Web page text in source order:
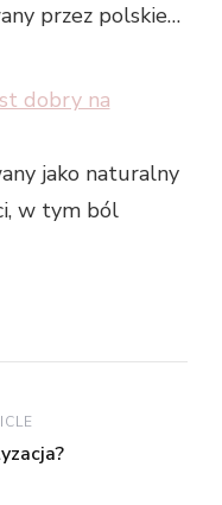
przez polskie…
dobry na
jako naturalny
w tym ból